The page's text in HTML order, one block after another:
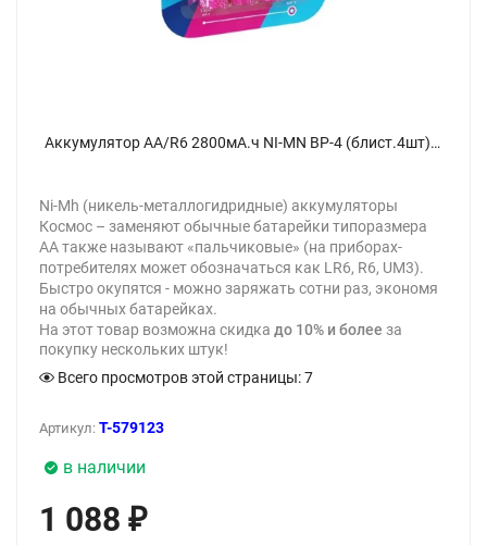
Аккумулятор AA/R6 2800мА.ч NI-MN BP-4 (блист.4шт) КОСМОС KOCR6NIMH2800MAH4BL - фото
Ni-Mh (никель-металлогидридные) аккумуляторы
Космос – заменяют обычные батарейки типоразмера
АА также называют «пальчиковые» (на приборах-
потребителях может обозначаться как LR6, R6, UM3).
Быстро окупятся - можно заряжать сотни раз, экономя
на обычных батарейках.
На этот товар возможна скидка до 10% и более за
покупку нескольких штук!
Всего просмотров этой страницы:7
Артикул: T-579123
в наличии
1 088 ₽